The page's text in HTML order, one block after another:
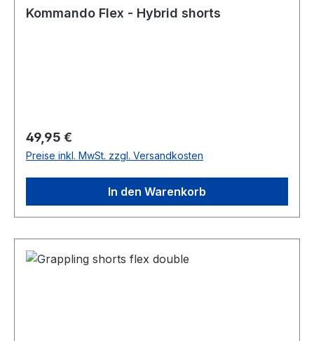
Kommando Flex - Hybrid shorts
Regulärer Preis:
49,95 €
Preise inkl. MwSt. zzgl. Versandkosten
In den Warenkorb